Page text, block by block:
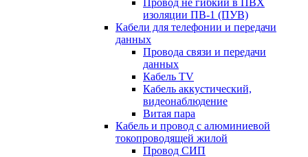
Провод не гибкий в ПВХ
изоляции ПВ-1 (ПУВ)
Кабели для телефонии и передачи
данных
Провода связи и передачи
данных
Кабель TV
Кабель аккустический,
видеонаблюдение
Витая пара
Кабель и провод с алюминиевой
токопроводящей жилой
Провод СИП